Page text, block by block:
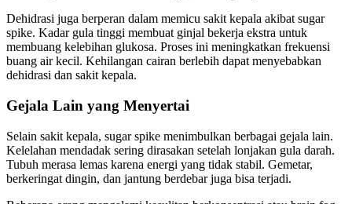
Dehidrasi juga berperan dalam memicu sakit kepala akibat sugar
spike. Kadar gula tinggi membuat ginjal bekerja ekstra untuk
membuang kelebihan glukosa. Proses ini meningkatkan frekuensi
buang air kecil. Kehilangan cairan berlebih dapat menyebabkan
dehidrasi dan sakit kepala.
Gejala Lain yang Menyertai
Selain sakit kepala, sugar spike menimbulkan berbagai gejala lain.
Kelelahan mendadak sering dirasakan setelah lonjakan gula darah.
Tubuh merasa lemas karena energi yang tidak stabil. Gemetar,
berkeringat dingin, dan jantung berdebar juga bisa terjadi.